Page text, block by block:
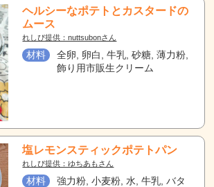
ヘルシーなポテトとカスタードの
ムース
れしぴ提供：nuttsubonさん
材料
全卵, 卵白, 牛乳, 砂糖, 薄力粉,
飾り用市販生クリーム
塩レモンスティックポテトパン
れしぴ提供：ゆちあもさん
材料
強力粉, 小麦粉, 水, 牛乳, バタ